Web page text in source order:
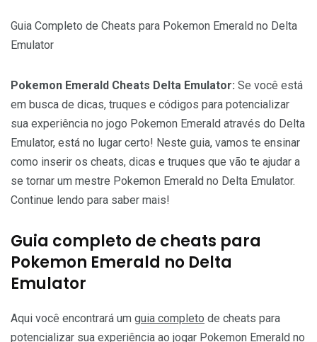
Guia Completo de Cheats para Pokemon Emerald no Delta
Emulator
Pokemon Emerald Cheats Delta Emulator: Se você está
em busca de dicas, truques e códigos para potencializar
sua experiência no jogo Pokemon Emerald através do Delta
Emulator, está no lugar certo! Neste guia, vamos te ensinar
como inserir os cheats, dicas e truques que vão te ajudar a
se tornar um mestre Pokemon Emerald no Delta Emulator.
Continue lendo para saber mais!
Guia completo de cheats para
Pokemon Emerald no Delta
Emulator
Aqui você encontrará um guia completo de cheats para
potencializar sua experiência ao jogar Pokemon Emerald no